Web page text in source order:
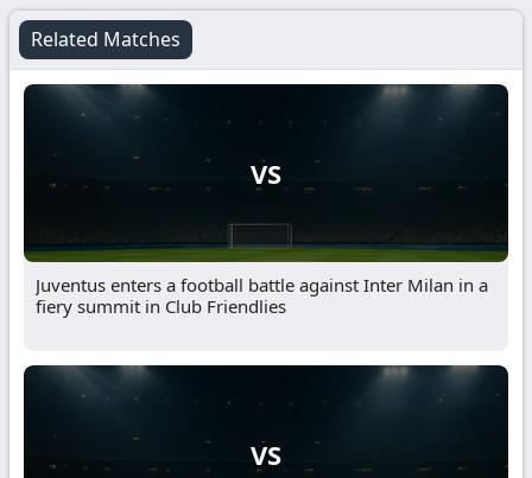
Related Matches
VS
Juventus enters a football battle against Inter Milan in a
fiery summit in Club Friendlies
VS